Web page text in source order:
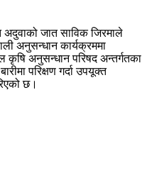
अदुवाको जात साविक जिरमाले
अनुसन्धान कार्यक्रममा
अनुसन्धान परिषद अन्तर्गतका
परिक्षण गर्दा उपयूक्त
छ।